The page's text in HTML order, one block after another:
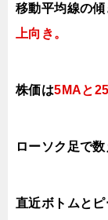
移動平均線の傾
上向き。
株価は5MAと
ローソク足で数
直近ボトムと